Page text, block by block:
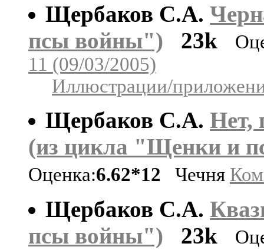
Щербаков С.А.
псы войны")
23k
11 (09/03/2005)
Иллюстрации/
Щербаков С.А. Нет,
(из цикла "Щенки и
Оценка:6.62*12 Чечня
Щербаков С.А.
псы войны")
23k